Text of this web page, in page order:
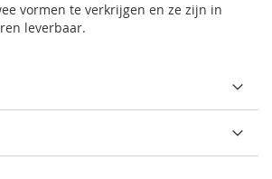
vormen te verkrijgen en ze zijn in
leverbaar.